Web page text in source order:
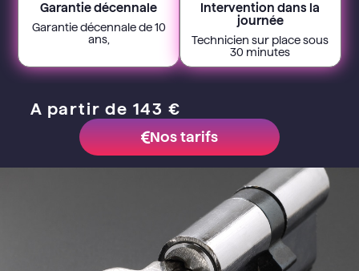
Garantie décennale
Garantie décennale de 10
ans,
Intervention dans la
journée
Technicien sur place sous
30 minutes
A partir de 143 €
Nos tarifs